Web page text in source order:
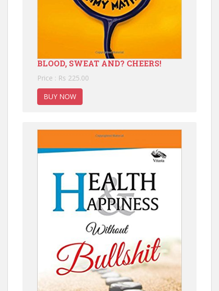
BLOOD, SWEAT AND? CHEERS!
Price : Rs 225.00
BUY NOW